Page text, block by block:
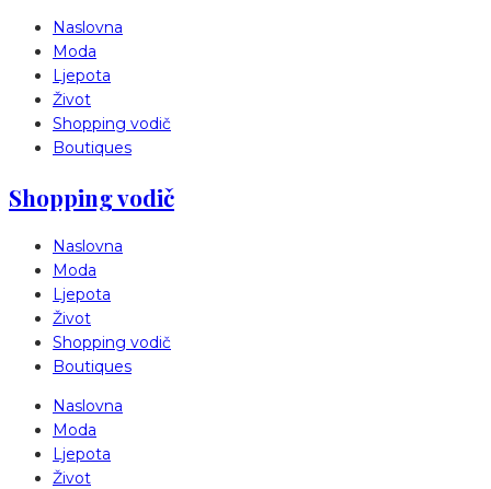
Naslovna
Moda
Ljepota
Život
Shopping vodič
Boutiques
Shopping vodič
Naslovna
Moda
Ljepota
Život
Shopping vodič
Boutiques
Naslovna
Moda
Ljepota
Život